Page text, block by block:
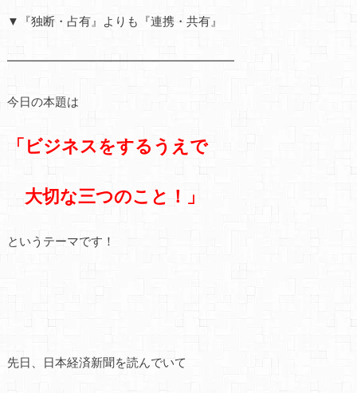
▼『独断・占有』よりも『連携・共有』
━━━━━━━━━━━━━━━━━━━
今日の本題は
「ビジネスをするうえで
大切な三つのこと！」
というテーマです！
先日、日本経済新聞を読んでいて